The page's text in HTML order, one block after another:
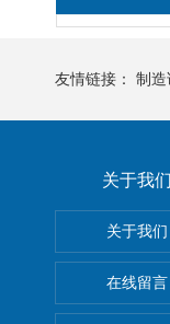
友情链接： 制造
关于我们
关于我们
在线留言